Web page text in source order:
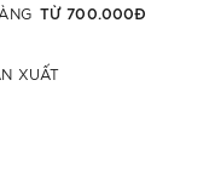
TỪ 700.000Đ
XUẤT